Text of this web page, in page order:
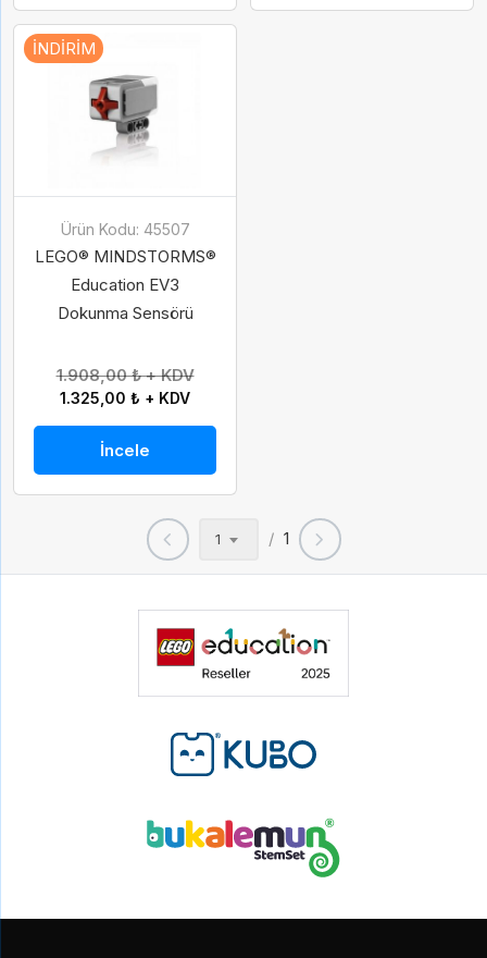
İNDIRIM
Ürün Kodu: 45507
LEGO® MINDSTORMS®
Education EV3
Dokunma Sensörü
1.908,00 ₺ + KDV
1.325,00 ₺ + KDV
İncele
1 / 1